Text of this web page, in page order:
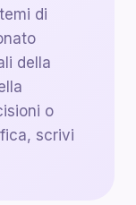
di
della
o
scrivi